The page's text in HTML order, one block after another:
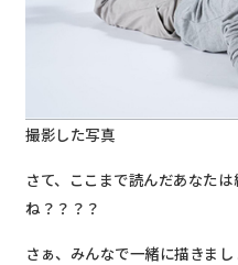
撮影した写真
さて、ここまで読んだあなた
ね？？？？
さぁ、みんなで一緒に描きまし